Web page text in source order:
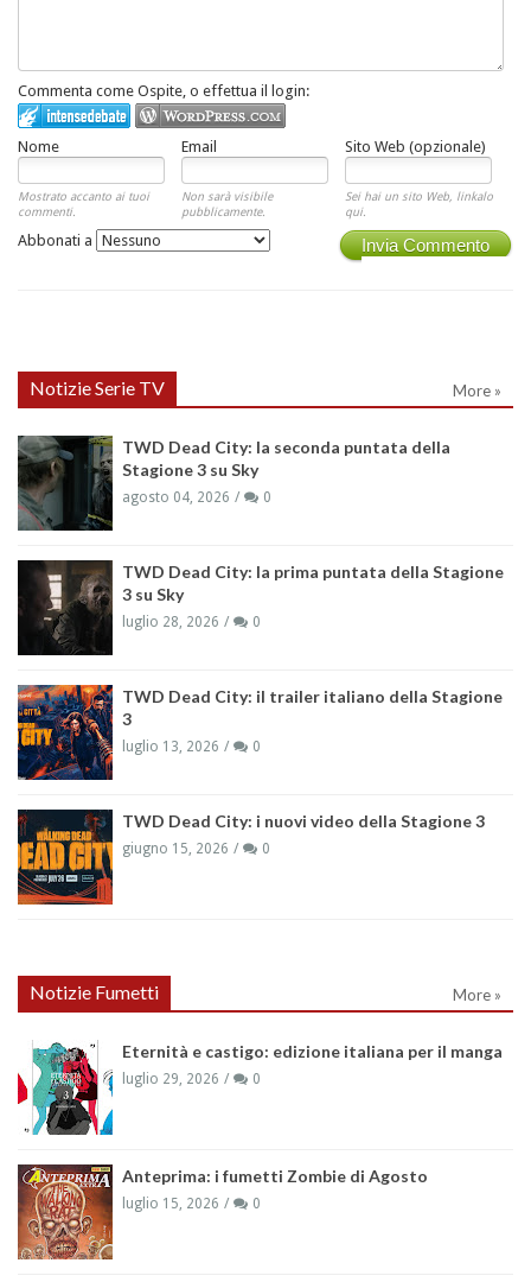
Commenta come Ospite, o effettua il login:
Nome Email Sito Web (opzionale)
Mostrato accanto ai tuoi
commenti.
Non sarà visibile
pubblicamente.
Sei hai un sito Web, linkalo
qui.
Invia Commento
Abbonati a
Notizie Serie TV More »
TWD Dead City: la seconda puntata della
Stagione 3 su Sky
agosto 04, 2026 0
TWD Dead City: la prima puntata della Stagione
3 su Sky
luglio 28, 2026 0
TWD Dead City: il trailer italiano della Stagione
3
luglio 13, 2026 0
TWD Dead City: i nuovi video della Stagione 3
giugno 15, 2026 0
Notizie Fumetti More »
Eternità e castigo: edizione italiana per il manga
luglio 29, 2026 0
Anteprima: i fumetti Zombie di Agosto
luglio 15, 2026 0